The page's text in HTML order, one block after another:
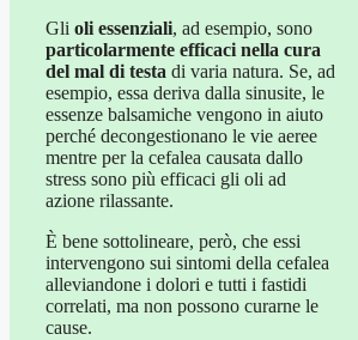
Gli oli essenziali, ad esempio, sono
particolarmente efficaci nella cura
del mal di testa di varia natura. Se, ad
esempio, essa deriva dalla sinusite, le
essenze balsamiche vengono in aiuto
perché decongestionano le vie aeree
mentre per la cefalea causata dallo
stress sono più efficaci gli oli ad
azione rilassante.
È bene sottolineare, però, che essi
intervengono sui sintomi della cefalea
alleviandone i dolori e tutti i fastidi
correlati, ma non possono curarne le
cause.